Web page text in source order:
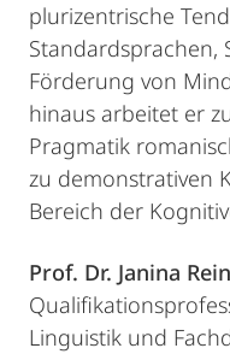
plurizentrische
Standardsprachen,
Förderung von
hinaus arbeitet er
Pragmatik
zu demonstrativen
Bereich der
Prof. Dr. Janina
Linguistik und